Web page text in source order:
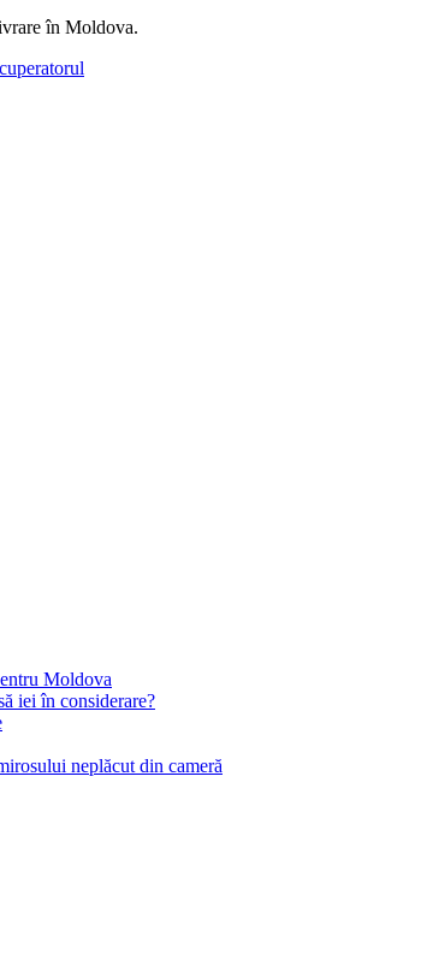
în Moldova.
Moldova
iei în considerare?
neplăcut din cameră